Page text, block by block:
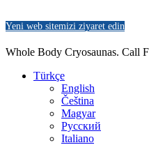
Yeni web sitemizi ziyaret edin
Whole Body Cryosaunas. Call
Türkçe
English
Čeština
Magyar
Русский
Italiano